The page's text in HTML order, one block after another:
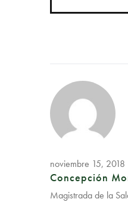
noviembre 15, 2018
Concepción
Magistrada de la